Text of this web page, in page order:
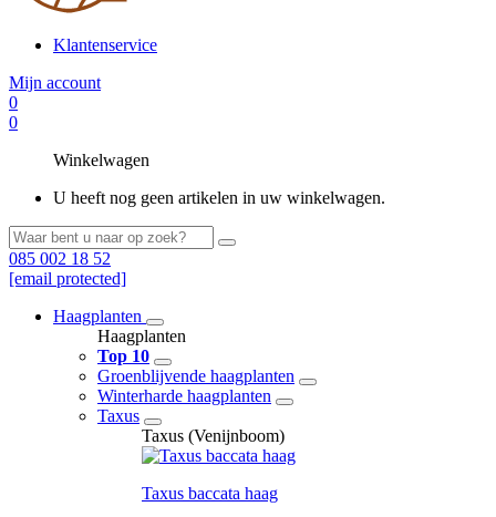
Klantenservice
Mijn account
0
0
Winkelwagen
U heeft nog geen artikelen in uw winkelwagen.
085 002 18 52
[email protected]
Haagplanten
Haagplanten
Top 10
Groenblijvende haagplanten
Winterharde haagplanten
Taxus
Taxus (Venijnboom)
Taxus baccata haag